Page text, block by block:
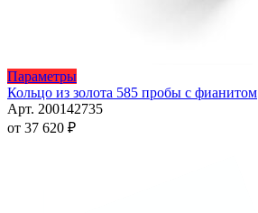
ПараметрыЭтот
товар
имеет
Кольцо из золота 585 пробы с фианитом
Арт. 200142735
от 37 620 ₽